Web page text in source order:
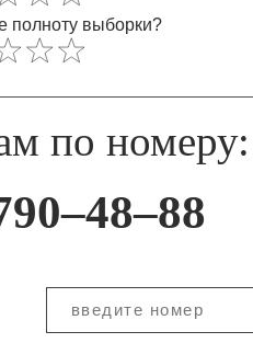
полноту выборки?
по номеру: